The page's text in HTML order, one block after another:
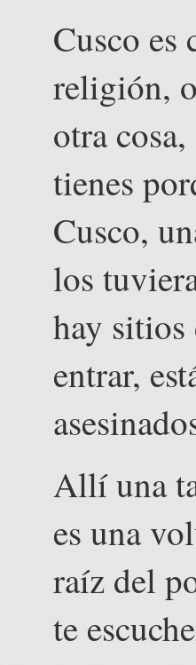
Cusco
religión,
otra
tienes
Cusco,
los
hay sitios
entrar,
Allí una
es una
raíz del
te